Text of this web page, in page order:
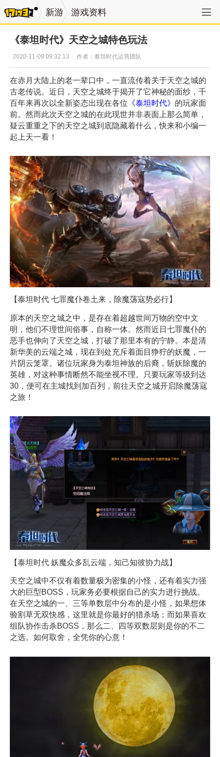
新游 游戏资料
《泰坦时代》天空之城特色玩法
2020-11-09 09:32:13 作者：泰坦时代运营团队
在赤月大陆上的老一辈口中，一直流传着关于天空之城的
古老传说。近日，天空之城终于揭开了它神秘的面纱，千
百年来再次以全新姿态出现在各位 《泰坦时代》 的玩家面
前。然而此次天空之城的在此现世并非表面上那么简单，
疑云重重之下的天空之城到底隐藏着什么，快来和小编一
起上天一看！
【泰坦时代 七罪魔仆卷土来，除魔荡寇势必行】
原本的天空之城之中，是存在着超越世间万物的空中文
明，他们不理世间俗事，自称一体。然而近日七罪魔仆的
恶手也伸向了天空之城，打破了那里本有的宁静。本是清
新华美的云端之城，现在到处充斥着面目狰狞的妖魔，一
片阴云笼罩。诸位玩家身为泰坦神族的后裔，斩妖除魔的
英雄，对这种事情断然不能坐视不理。只要玩家等级到达
30，便可在主城找到加百列，前往天空之城开启除魔荡寇
之旅！
【泰坦时代 妖魔众多乱云端，知己知彼协力战】
天空之城中不仅有着数量极为密集的小怪，还有着实力强
大的巨型BOSS，玩家务必要根据自己的实力进行挑战。
在天空之城的一、三等单数层中分布的是小怪，如果想体
验割草无双快感，这里就是你最好的猎杀场；而如果喜欢
组队协作击杀BOSS，那么二、四等双数层则是你的不二
之选。如何取舍，全凭你的心意！